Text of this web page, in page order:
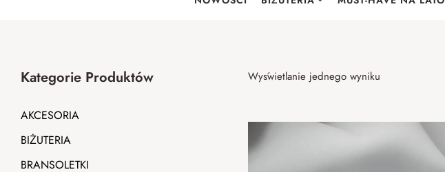
Wyświetlanie jednego wyniku
Kategorie Produktów
AKCESORIA
BIŻUTERIA
BRANSOLETKI